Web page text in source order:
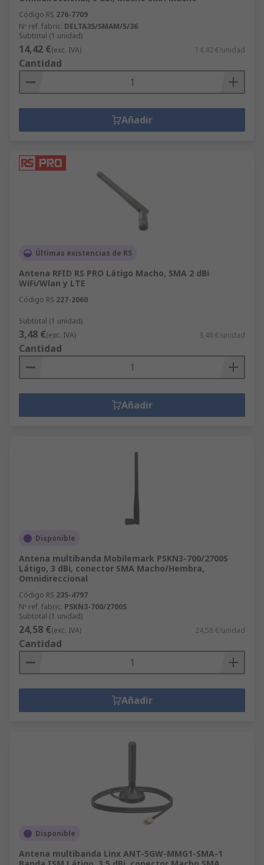
Código RS 276-7709
Nº ref. fabric. DELTA35/SMAM/S/36
Subtotal (1 unidad)
14,42 €(exc. IVA) 14,42 €/unidad
Cantidad
Añadir
Últimas existencias de RS
Antena RFID RS PRO Látigo Macho, SMA 2 dBi
WiFi/Wlan y LTE
Código RS 227-2060
Subtotal (1 unidad)
3,48 €(exc. IVA) 3,48 €/unidad
Cantidad
Añadir
Disponible
Antena multibanda Mobilemark PSKN3-700/2700S
Látigo, 3 dBi, conector SMA Macho/Hembra,
Omnidireccional
Código RS 235-4797
Nº ref. fabric. PSKN3-700/2700S
Subtotal (1 unidad)
24,58 €(exc. IVA) 24,58 €/unidad
Cantidad
Añadir
Disponible
Antena multibanda Linx ANT-5GW-MMG1-SMA-1